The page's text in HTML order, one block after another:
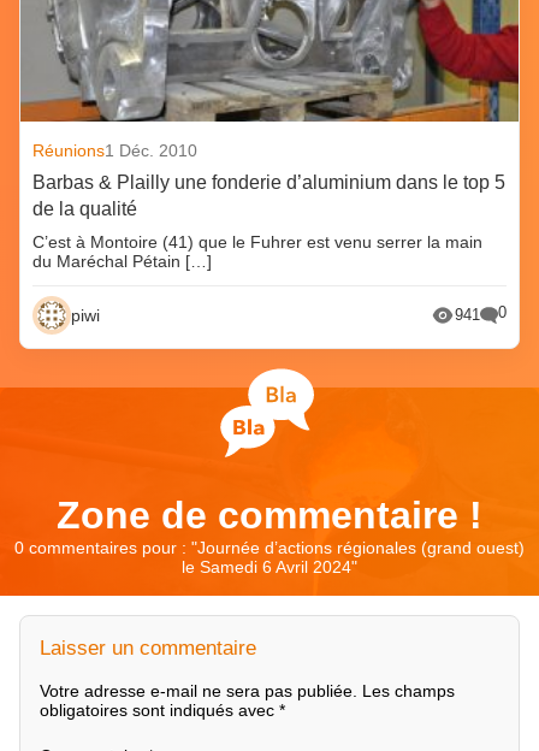
Réunions1 Déc. 2010
Barbas & Plailly une fonderie d’aluminium dans le top 5
de la qualité
C’est à Montoire (41) que le Fuhrer est venu serrer la main
du Maréchal Pétain […]
piwi 941 0
Zone de commentaire !
0 commentaires pour : "Journée d’actions régionales (grand ouest)
le Samedi 6 Avril 2024"
Laisser un commentaire
Votre adresse e-mail ne sera pas publiée. Les champs
obligatoires sont indiqués avec *